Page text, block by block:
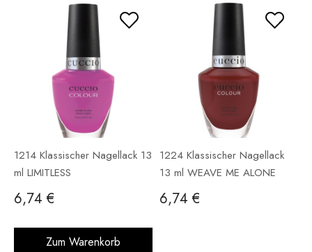
1214 Klassischer Nagellack 13
ml LIMITLESS
6,74 €
Zum Warenkorb
1224 Klassischer Nagellack
13 ml WEAVE ME ALONE
6,74 €